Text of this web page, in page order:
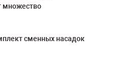
множество
сменных насадок